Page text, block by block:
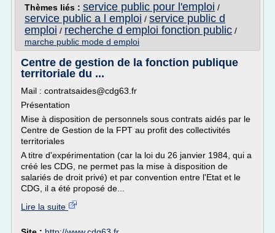
Thèmes liés : service public pour l'emploi /
service public a l emploi / service public d
emploi / recherche d emploi fonction public /
marche public mode d emploi
Centre de gestion de la fonction publique
territoriale du ...
Mail : contratsaides@cdg63.fr
Présentation
Mise à disposition de personnels sous contrats aidés par le
Centre de Gestion de la FPT au profit des collectivités
territoriales
A titre d'expérimentation (car la loi du 26 janvier 1984, qui a
créé les CDG, ne permet pas la mise à disposition de
salariés de droit privé) et par convention entre l'Etat et le
CDG, il a été proposé de...
Lire la suite